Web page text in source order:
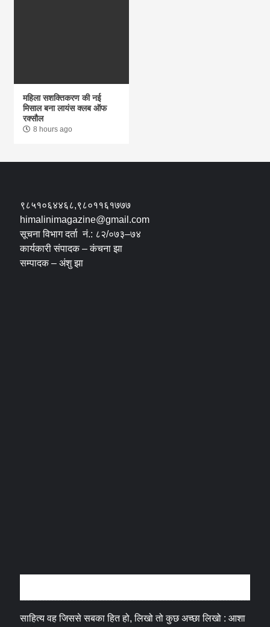
महिला सशक्तिकरण की नई
मिसाल बना लायंस क्लब ऑफ
रक्सौल
8 hours ago
९८५१०६४४६८,९८०११६१७७७
himalinimagazine@gmail.com
सूचना विभाग दर्ता नं.: ८२/०७३–७४
कार्यकारी संपादक – कंचना झा
सम्पादक – अंशु झा
साहित्य वह जिससे सबका हित हो, लिखो तो कुछ अच्छा लिखो : आशा